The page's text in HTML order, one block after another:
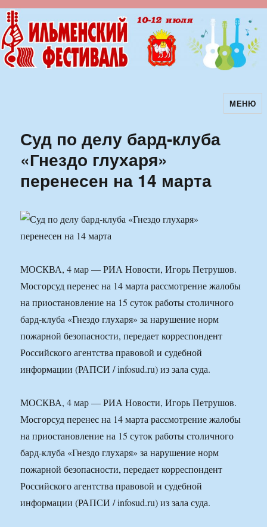
Ильменский фестиваль авторскойМЕНЮ
Суд по делу бард-клуба
«Гнездо глухаря»
перенесен на 14 марта
МОСКВА, 4 мар — РИА Новости, Игорь Петрушов.
Мосгорсуд перенес на 14 марта рассмотрение жалобы
на приостановление на 15 суток работы столичного
бард-клуба «Гнездо глухаря» за нарушение норм
пожарной безопасности, передает корреспондент
Российского агентства правовой и судебной
информации (РАПСИ / infosud.ru) из зала суда.
МОСКВА, 4 мар — РИА Новости, Игорь Петрушов.
Мосгорсуд перенес на 14 марта рассмотрение жалобы
на приостановление на 15 суток работы столичного
бард-клуба «Гнездо глухаря» за нарушение норм
пожарной безопасности, передает корреспондент
Российского агентства правовой и судебной
информации (РАПСИ / infosud.ru) из зала суда.